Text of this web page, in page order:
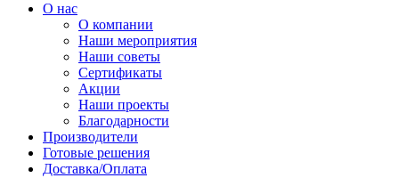
О нас
О компании
Наши мероприятия
Наши советы
Сертификаты
Акции
Наши проекты
Благодарности
Производители
Готовые решения
Доставка/Оплата